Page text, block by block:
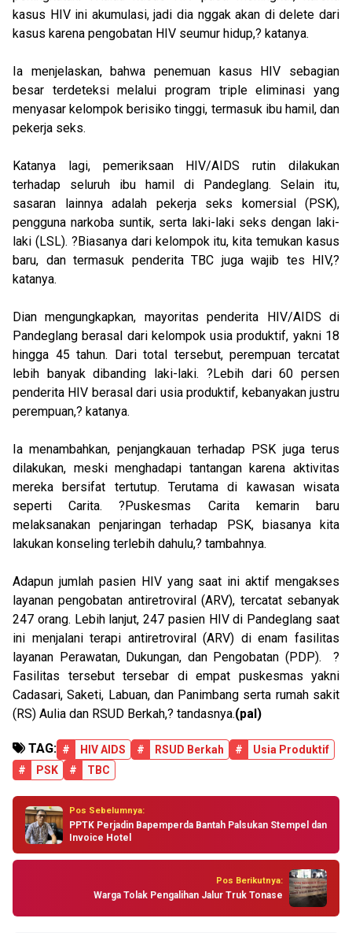
kasus HIV ini akumulasi, jadi dia nggak akan di delete dari
kasus karena pengobatan HIV seumur hidup,? katanya.
Ia menjelaskan, bahwa penemuan kasus HIV sebagian
besar terdeteksi melalui program triple eliminasi yang
menyasar kelompok berisiko tinggi, termasuk ibu hamil, dan
pekerja seks.
Katanya lagi, pemeriksaan HIV/AIDS rutin dilakukan
terhadap seluruh ibu hamil di Pandeglang. Selain itu,
sasaran lainnya adalah pekerja seks komersial (PSK),
pengguna narkoba suntik, serta laki-laki seks dengan laki-
laki (LSL). ?Biasanya dari kelompok itu, kita temukan kasus
baru, dan termasuk penderita TBC juga wajib tes HIV,?
katanya.
Dian mengungkapkan, mayoritas penderita HIV/AIDS di
Pandeglang berasal dari kelompok usia produktif, yakni 18
hingga 45 tahun. Dari total tersebut, perempuan tercatat
lebih banyak dibanding laki-laki. ?Lebih dari 60 persen
penderita HIV berasal dari usia produktif, kebanyakan justru
perempuan,? katanya.
Ia menambahkan, penjangkauan terhadap PSK juga terus
dilakukan, meski menghadapi tantangan karena aktivitas
mereka bersifat tertutup. Terutama di kawasan wisata
seperti Carita. ?Puskesmas Carita kemarin baru
melaksanakan penjaringan terhadap PSK, biasanya kita
lakukan konseling terlebih dahulu,? tambahnya.
Adapun jumlah pasien HIV yang saat ini aktif mengakses
layanan pengobatan antiretroviral (ARV), tercatat sebanyak
247 orang. Lebih lanjut, 247 pasien HIV di Pandeglang saat
ini menjalani terapi antiretroviral (ARV) di enam fasilitas
layanan Perawatan, Dukungan, dan Pengobatan (PDP). ?
Fasilitas tersebut tersebar di empat puskesmas yakni
Cadasari, Saketi, Labuan, dan Panimbang serta rumah sakit
(RS) Aulia dan RSUD Berkah,? tandasnya.(pal)
TAG: # HIV AIDS # RSUD Berkah #
Usia Produktif
#
PSK # TBC
Pos Sebelumnya:
PPTK Perjadin Bapemperda Bantah Palsukan Stempel dan
Invoice Hotel
Pos Berikutnya:
Warga Tolak Pengalihan Jalur Truk Tonase